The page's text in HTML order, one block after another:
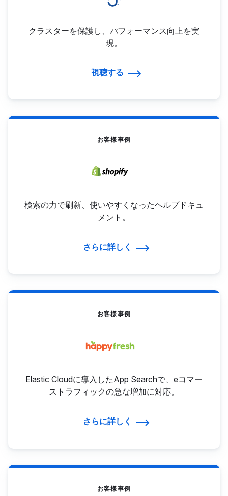
クラスターを保護し、パフォーマンス向上を実
現。
視聴する
お客様事例
検索の力で刷新、使いやすくなったヘルプドキュ
メント。
さらに詳しく
お客様事例
Elastic Cloudに導入したApp Searchで、eコマー
ストラフィックの急な増加に対応。
さらに詳しく
お客様事例